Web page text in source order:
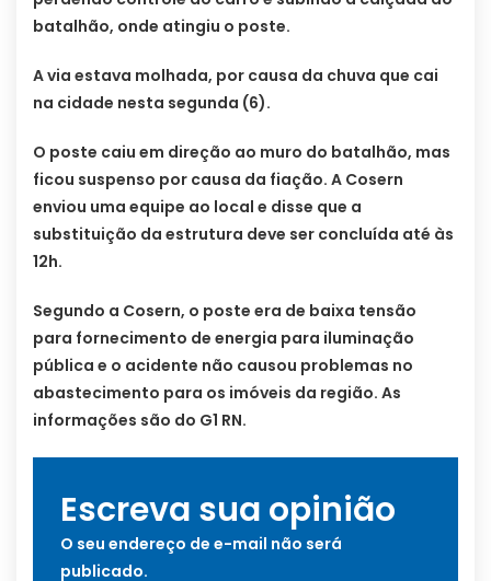
batalhão, onde atingiu o poste.
A via estava molhada, por causa da chuva que cai
na cidade nesta segunda (6).
O poste caiu em direção ao muro do batalhão, mas
ficou suspenso por causa da fiação. A Cosern
enviou uma equipe ao local e disse que a
substituição da estrutura deve ser concluída até às
12h.
Segundo a Cosern, o poste era de baixa tensão
para fornecimento de energia para iluminação
pública e o acidente não causou problemas no
abastecimento para os imóveis da região. As
informações são do G1 RN.
Escreva sua opinião
O seu endereço de e-mail não será
publicado.